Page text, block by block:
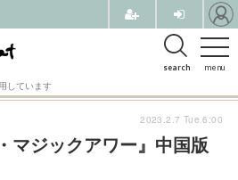
menu
search
しています
マジックアワー』中国版
2023.2.7 Tue 6:00